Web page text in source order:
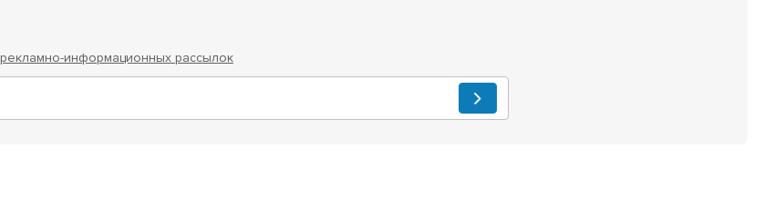
рекламно-информационных рассылок